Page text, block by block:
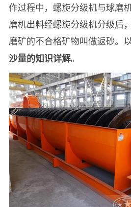
作过程中，螺旋分级机与球磨
磨机出料经螺旋分级机分级后
磨矿的不合格矿物叫做返砂。
沙量的知识详解。